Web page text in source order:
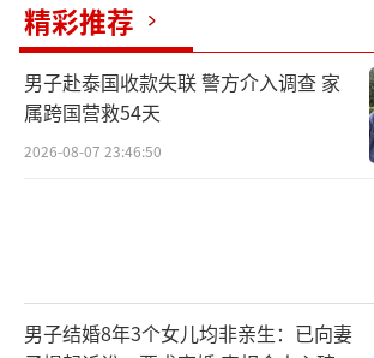
精彩推荐
男子赴泰国收款失联 警方介入调查 家
属跨国营救54天
2026-08-07 23:46:50
男子结婚8年3个女儿均非亲生：已向妻